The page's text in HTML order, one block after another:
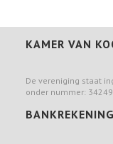
KAMER VAN
De vereniging staat
onder nummer:
BANKREKENING